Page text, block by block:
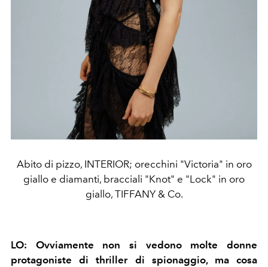
Abito di pizzo, INTERIOR; orecchini "Victoria" in oro
giallo e diamanti, bracciali "Knot" e "Lock" in oro
giallo, TIFFANY & Co.
LO: Ovviamente non si vedono molte donne
protagoniste di thriller di spionaggio, ma cosa